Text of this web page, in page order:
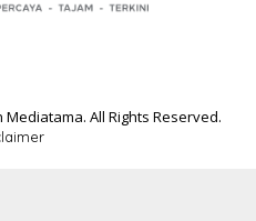
All Rights Reserved.